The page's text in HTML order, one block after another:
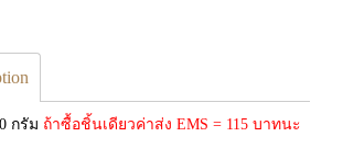
กรัม ถ้าซื้อชิ้นเดียวค่าส่ง EMS = 115 บาทนะ